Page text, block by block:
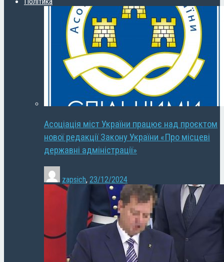
Асоціація міст України працює над проєктом
нової редакції Закону України «Про місцеві
державні адміністрації»
zapsich, 23/12/2024